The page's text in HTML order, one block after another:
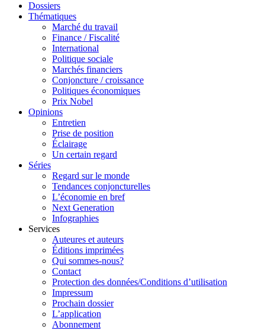
Dossiers
Thématiques
Marché du travail
Finance / Fiscalité
International
Politique sociale
Marchés financiers
Conjoncture / croissance
Politiques économiques
Prix Nobel
Opinions
Entretien
Prise de position
Éclairage
Un certain regard
Séries
Regard sur le monde
Tendances conjoncturelles
L’économie en bref
Next Generation
Infographies
Services
Auteures et auteurs
Éditions imprimées
Qui sommes-nous?
Contact
Protection des données/Conditions d’utilisation
Impressum
Prochain dossier
L’application
Abonnement